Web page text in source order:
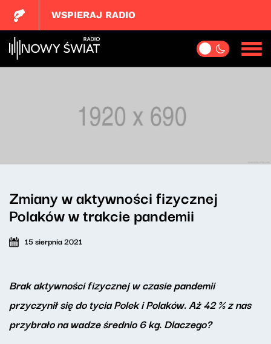
WSPIERAJ RADIO
Zmiany w aktywności fizycznej
Polaków w trakcie pandemii
15 sierpnia 2021
Brak aktywności fizycznej w czasie pandemii
przyczynił się do tycia Polek i Polaków. Aż 42 % z nas
przybrało na wadze średnio 6 kg. Dlaczego?